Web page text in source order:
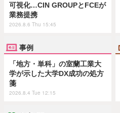
可視化…CIN GROUPとFCEが
業務提携
2026.8.6 Thu 15:45
事例
「地方・単科」の室蘭工業大
学が示した大学DX成功の処方
箋
2026.8.4 Tue 12:15